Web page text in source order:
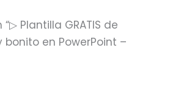
Plantilla GRATIS de
en PowerPoint –